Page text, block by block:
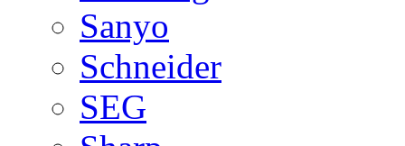
Sanyo
Schneider
SEG